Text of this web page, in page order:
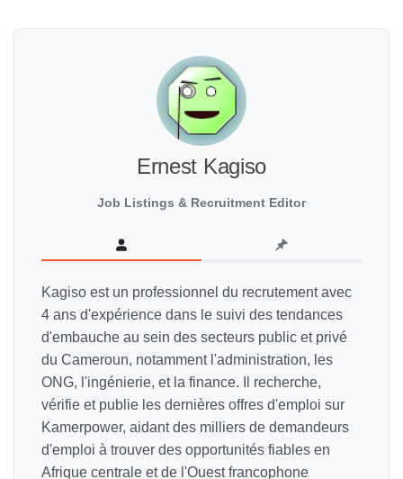
Ernest Kagiso
Job Listings & Recruitment Editor
Kagiso est un professionnel du recrutement avec
4 ans d'expérience dans le suivi des tendances
d'embauche au sein des secteurs public et privé
du Cameroun, notamment l'administration, les
ONG, l'ingénierie, et la finance. Il recherche,
vérifie et publie les dernières offres d'emploi sur
Kamerpower, aidant des milliers de demandeurs
d'emploi à trouver des opportunités fiables en
Afrique centrale et de l'Ouest francophone